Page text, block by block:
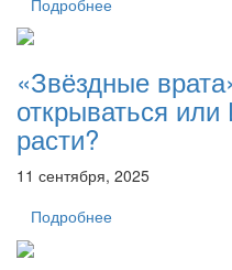
«Звёздные
открываться
расти?
11 сентября, 2025
Подробнее